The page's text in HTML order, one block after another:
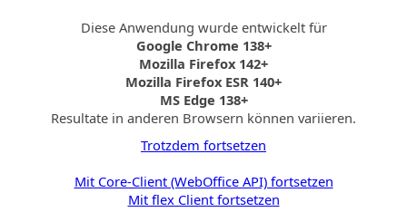
Diese Anwendung wurde entwickelt für
Google Chrome 138+
Mozilla Firefox 142+
Mozilla Firefox ESR 140+
MS Edge 138+
Resultate in anderen Browsern können variieren.
Trotzdem fortsetzen
Mit Core-Client (WebOffice API) fortsetzen
Mit flex Client fortsetzen